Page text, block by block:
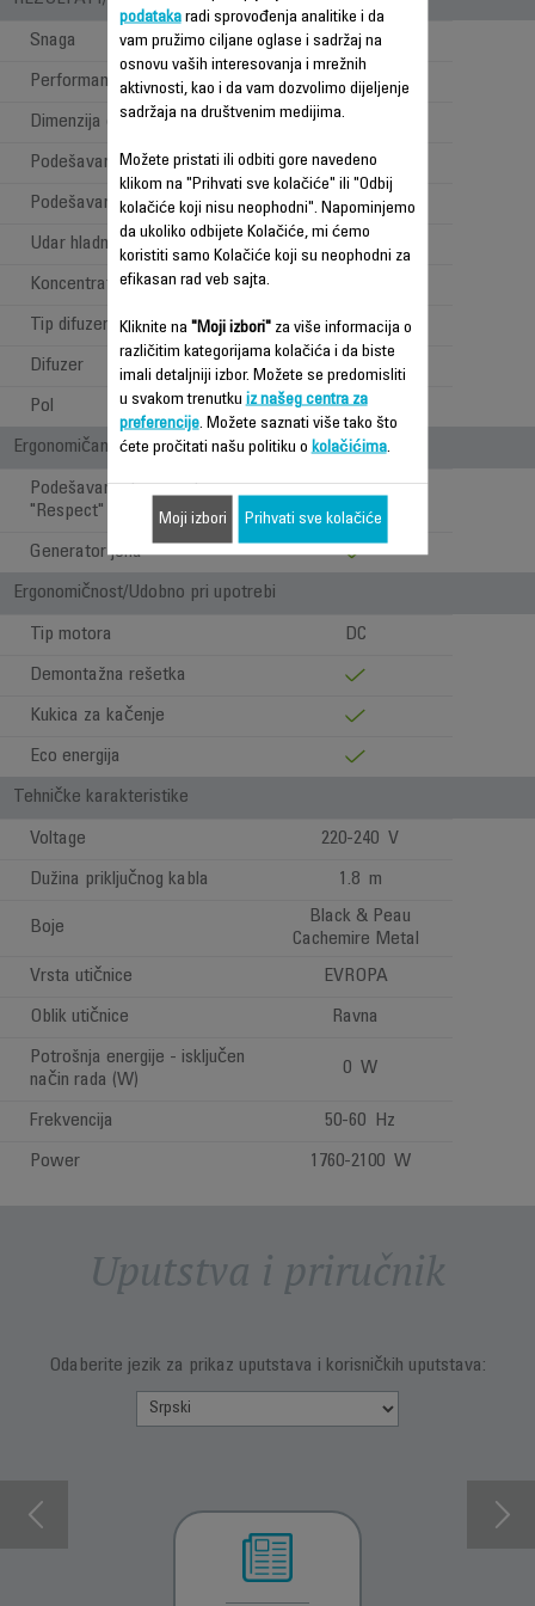
Snaga 2100 W
Performanse 2300 Effiwatts
Dimenzija otvora 14 mm
Podešavanje temperature 3
Podešavanje brzina 2
Udar hladnog vazduha
Koncentrator
Tip difuzera Standardni
Difuzer
Pol Za oba pola
Ergonomičan i štiti kosu
Podešavanje temperature
"Respect"
Generator jona
Ergonomičnost/Udobno pri upotrebi
Tip motora DC
Demontažna rešetka
Kukica za kačenje
Eco energija
Tehničke karakteristike
Voltage 220-240 V
Dužina priključnog kabla 1.8 m
Boje
Black & Peau
Cachemire Metal
Vrsta utičnice
EVROPA
Oblik utičnice Ravna
Potrošnja energije - isključen
način rada (W)
0 W
Frekvencija 50-60 Hz
Power 1760-2100 W
Uputstva i priručnik
Odaberite jezik za prikaz uputstava i korisničkih uputstava:
podatakaradi sprovođenja analitike i da
vam pružimo ciljane oglase i sadržaj na
osnovu vaših interesovanja i mrežnih
aktivnosti, kao i da vam dozvolimo dijeljenje
sadržaja na društvenim medijima.
Možete pristati ili odbiti gore navedeno
klikom na "Prihvati sve kolačiće" ili "Odbij
kolačiće koji nisu neophodni". Napominjemo
da ukoliko odbijete Kolačiće, mi ćemo
koristiti samo Kolačiće koji su neophodni za
efikasan rad veb sajta.
Kliknite na "Moji izbori"za više informacija o
različitim kategorijama kolačića i da biste
imali detaljniji izbor. Možete se predomisliti
u svakom trenutku iz našeg centra za
preferencije. Možete saznati više tako što
ćete pročitati našu politiku o kolačićima.
Moji izbori Prihvati sve kolačiće